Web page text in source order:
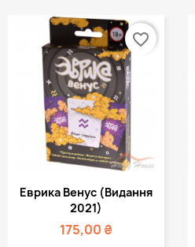
Еврика Венус (видання
2021)
175,00 ₴
favorite_border